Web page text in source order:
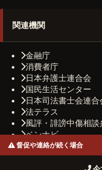
関連機関
金融庁
消費者庁
日本弁護士連合会
国民生活センター
日本司法書士会連合
法テラス
風評・誹謗中傷相
ベンナビ
司法書士法人しもひ
プライバシー
督促や連絡が続く場合